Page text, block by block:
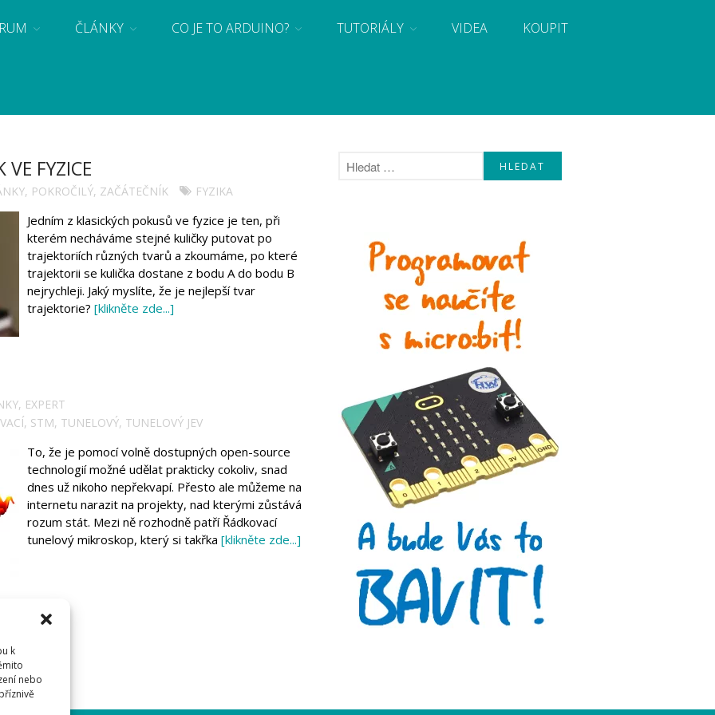
k
nebo
se základy programování a elektroniky zábavnou formou! Arduino a microbit projekty, návody, novinky i tutoriály pro začátečníky i pro
ČLÁNKY CO JE TO ARDUINO? TUTORIÁLY VIDEA KOUPIT
FYZICE
, POKROČILÝ, ZAČÁTEČNÍK FYZIKA
Jedním z klasických pokusů ve fyzice je ten, při
kterém necháváme stejné kuličky putovat po
trajektoriích různých tvarů a zkoumáme, po které
trajektorii se kulička dostane z bodu A do bodu B
nejrychleji. Jaký myslíte, že je nejlepší tvar
trajektorie? [klikněte zde...]
, EXPERT
, STM, TUNELOVÝ, TUNELOVÝ JEV
To, že je pomocí volně dostupných open-source
technologií možné udělat prakticky cokoliv, snad
dnes už nikoho nepřekvapí. Přesto ale můžeme na
internetu narazit na projekty, nad kterými zůstává
rozum stát. Mezi ně rozhodně patří Řádkovací
tunelový mikroskop, který si takřka [klikněte zde...]